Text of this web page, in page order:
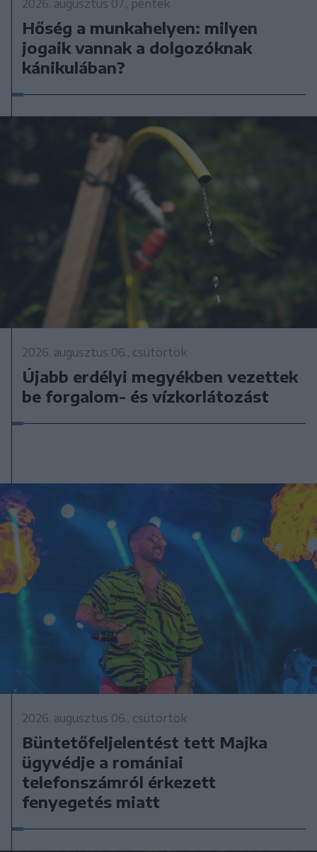
2026. augusztus 07., péntek
Hőség a munkahelyen: milyen
jogaik vannak a dolgozóknak
kánikulában?
2026. augusztus 06., csütörtök
Újabb erdélyi megyékben vezettek
be forgalom- és vízkorlátozást
2026. augusztus 06., csütörtök
Büntetőfeljelentést tett Majka
ügyvédje a romániai
telefonszámról érkezett
fenyegetés miatt